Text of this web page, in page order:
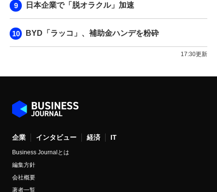
日本企業で「脱オラクル」加速
BYD「ラッコ」、補助金ハンデを粉砕
17:30更新
企業 インタビュー 経済 IT
Business Journalとは
編集方針
会社概要
著者一覧